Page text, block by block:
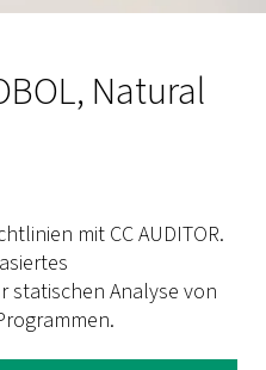
Natural
mit CC AUDITOR.
statischen Analyse von